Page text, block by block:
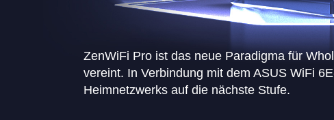
ZenWiFi Pro ist das neue Paradigma für
vereint. In Verbindung mit dem ASUS WiFi
Heimnetzwerks auf die nächste Stufe.